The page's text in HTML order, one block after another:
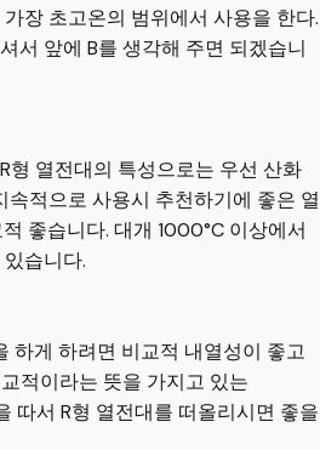
장 초고온의 범위에서 사용을 한다.
서 앞에 B를 생각해 주면 되겠습니
형 열전대의 특성으로는 우선 산화
적으로 사용시 추천하기에 좋은 열
좋습니다. 대개 1000°C 이상에서
습니다.
하게 하려면 비교적 내열성이 좋고
적이라는 뜻을 가지고 있는
따서 R형 열전대를 떠올리시면 좋을